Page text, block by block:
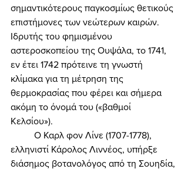
σημαντικότερους παγκοσμίως θετικούς
επιστήμονες των νεώτερων καιρών.
Ιδρυτής του φημισμένου
αστεροσκοπείου της Ουψάλα, το 1741,
εν έτει 1742 πρότεινε τη γνωστή
κλίμακα για τη μέτρηση της
θερμοκρασίας που φέρει και σήμερα
ακόμη το όνομά του («βαθμοί
Κελσίου»).
ελληνιστί Κάρολος Λιννέος, υπήρξε
διάσημος βοτανολόγος από τη Σουηδία,